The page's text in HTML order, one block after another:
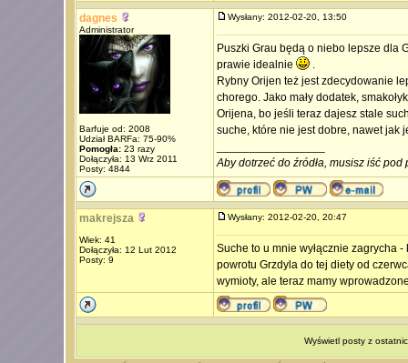
dagnes
Administrator
Barfuje od: 2008
Udział BARFa: 75-90%
Pomogła:23 razy
Dołączyła: 13 Wrz 2011
Posty: 4844
Wysłany: 2012-02-20, 13:50
Puszki Grau będą o niebo lepsze dla
prawie idealnie
.
Rybny Orijen też jest zdecydowanie
chorego. Jako mały dodatek,
Orijena, bo jeśli teraz dajesz stale
suche, które nie jest dobre, nawet jak
Aby dotrzeć do źródła, musisz iść pod
makrejsza
Wiek: 41
Dołączyła: 12 Lut 2012
Posty: 9
Wysłany: 2012-02-20, 20:47
Suche to u mnie wyłącznie zagrycha
powrotu Grzdyla do tej diety od
wymioty, ale teraz mamy
Wyświetl posty z